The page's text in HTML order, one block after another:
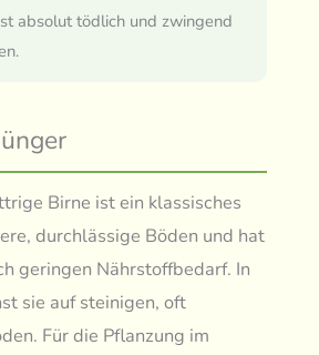
absolut tödlich und zwingend
Birne ist ein klassisches
durchlässige Böden und hat
geringen Nährstoffbedarf. In
sie auf steinigen, oft
Für die Pflanzung im